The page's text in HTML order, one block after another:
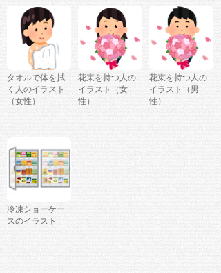
タオルで体を拭
く人のイラスト
（女性）
花束を持つ人の
イラスト（女
性）
花束を持つ人の
イラスト（男
性）
冷凍ショーケー
スのイラスト